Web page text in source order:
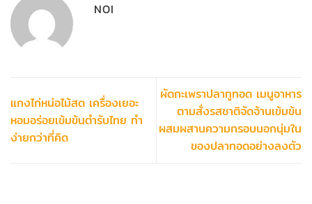
NOI
แกงไก่หน่อไม้สด เครื่องเยอะ
หอมอร่อยเข้มข้นตำรับไทย ทำ
ง่ายกว่าที่คิด
ผัดกะเพราปลาทูทอด เมนูอาหาร
ตามสั่งรสชาติจัดจ้านเข้มข้น
ผสมผสานความกรอบนอกนุ่มใน
ของปลาทอดอย่างลงตัว